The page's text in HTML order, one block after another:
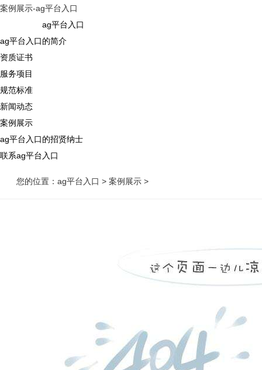
案例展示-ag平台入口
ag平台入口
ag平台入口的简介
资质证书
服务项目
规范标准
新闻动态
案例展示
ag平台入口的招贤纳士
联系ag平台入口
您的位置： ag平台入口 > 案例展示 >